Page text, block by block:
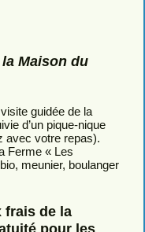
Maison du
guidée de la
d’un pique-nique
avec votre repas).
Ferme « Les
meunier, boulanger
frais de la
pour les